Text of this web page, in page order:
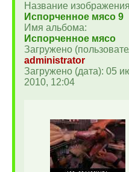
Название
Испорченное мясо 9
Имя альбома:
Испорченное мясо
Загружено
administrator
Загружено (дата): 05
2010, 12:04